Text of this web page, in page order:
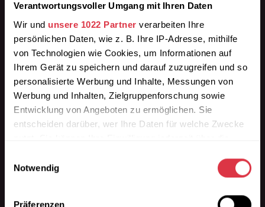
Verantwortungsvoller Umgang mit Ihren Daten
Wir und unsere 1022 Partner verarbeiten Ihre
persönlichen Daten, wie z. B. Ihre IP-Adresse, mithilfe
von Technologien wie Cookies, um Informationen auf
Ihrem Gerät zu speichern und darauf zuzugreifen und so
personalisierte Werbung und Inhalte, Messungen von
Werbung und Inhalten, Zielgruppenforschung sowie
Entwicklung von Angeboten zu ermöglichen. Sie
entscheiden darüber, wer Ihre Daten für welche Zwecke
Trigger Symbol ändern oder widerrufen
Notwendig
Präferenzen
Gummigranulat in Premium-Qualität.
Finden Sie Ihre beständige Auffahrhilfe als
Auffahrrampe, Schwellenplatte, Überfahrrampe,
Überladebrücke für die Einfahrt.
Höhenstufen der Bordsteinrampe: 3cm / 4,5cm /
7,5cm / 9cm / 11cm / 15cm Höhe.